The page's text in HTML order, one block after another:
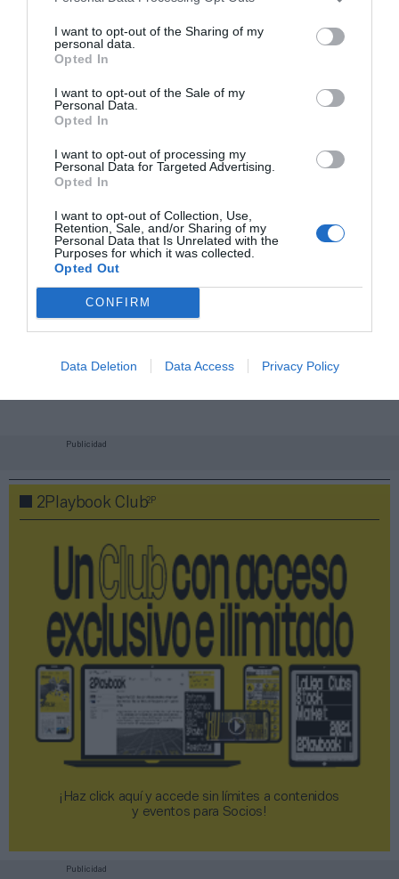
I want to opt-out of the Sharing of my
personal data.
Opted In
I want to opt-out of the Sale of my
Personal Data.
Opted In
I want to opt-out of processing my
Personal Data for Targeted Advertising.
Opted In
I want to opt-out of Collection, Use,
Retention, Sale, and/or Sharing of my
Personal Data that Is Unrelated with the
Purposes for which it was collected.
Opted Out
CONFIRM
Data Deletion Data Access Privacy Policy
Índex
NBA
tipología de activos, marcas, categorías de producto y
valor económico aproximado de cada acuerdo. Si
quieres más información, contacta con nosotros a
Añadir 2Playbook
Mantente informado con las últimas noticias de actualidad.
ACTIVAR AHORA
Compartir
Publicidad
2Playbook Club2P
¡Haz click aquí y accede sin límites a contenidos
y eventos para Socios!​​​​​​​
Publicidad